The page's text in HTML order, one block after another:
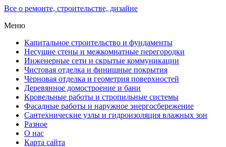
Все о ремонте, строительстве, дизайне
Меню
Капитальное строительство и фундаменты
Несущие стены и межкомнатные перегородки
Инженерные сети и скрытые коммуникации
Чистовая отделка и финишные покрытия
Черновая отделка и геометрия поверхностей
Деревянное домостроение и бани
Кровельные работы и стропильные системы
Фасадные работы и наружное энергосбережение
Сантехнические узлы и гидроизоляция влажных зон
Разное
О нас
Карта сайта